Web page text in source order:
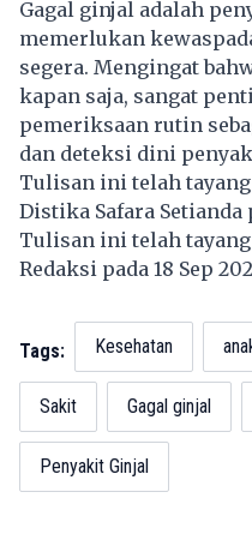
Gagal ginjal adalah
memerlukan
segera. Mengingat
kapan saja, sangat
pemeriksaan rutin
dan deteksi dini
Tulisan ini telah
Distika Safara Setianda
Tulisan ini telah
Redaksi pada 18 Sep
Tags: Kesehatan
Sakit Gagal ginjal
Penyakit Ginjal